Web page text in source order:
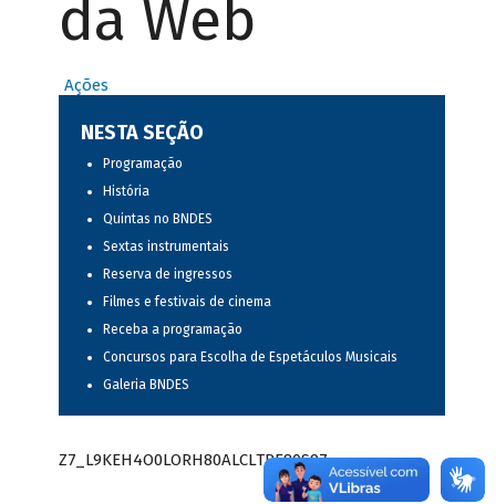
da Web
Ações
NESTA SEÇÃO
Programação
História
Quintas no BNDES
Sextas instrumentais
Reserva de ingressos
Filmes e festivais de cinema
Receba a programação
Concursos para Escolha de Espetáculos Musicais
Galeria BNDES
Z7_L9KEH4O0LORH80ALCLTPF80S97